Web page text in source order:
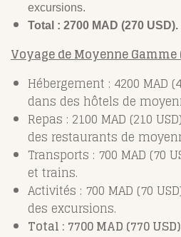
excursions.
Total : 2700 MAD (270 USD).
Voyage de Moyenne
Hébergement : 4200 MAD
dans des hôtels de
Repas : 2100 MAD (210
des restaurants de
Transports : 700 MAD (70
et trains.
Activités : 700 MAD (70
des excursions.
Total : 7700 MAD (770